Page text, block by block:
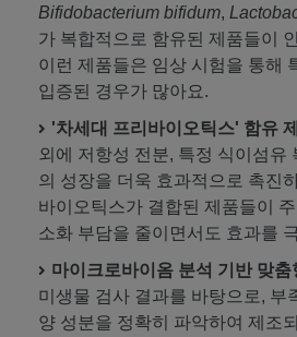
Bifidobacterium bifidum,
가 복합적으로 함유된 제품들이
이런 제품들은 임상 시험을 통해
입증된 경우가 많아요.
'차세대 프리바이오틱스' 함유
외에 저항성 전분, 특정 식이섬유
의 성장을 더욱 효과적으로 촉진
바이오틱스가 결합된 제품들이
소화 부담을 줄이면서도 효과를
마이크로바이옴 분석 기반 맞춤
미생물 검사 결과를 바탕으로, 부
양 성분을 정확히 파악하여 제조